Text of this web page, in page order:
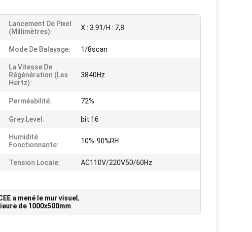
Lancement De Pixel
(millimètres):
X : 3.91/H : 7,8
Mode De Balayage: 1/8scan
La Vitesse De
Régénération (les
Hertz):
3840Hz
Perméabilité: 72%
Grey Level: bit 16
Humidité
Fonctionnante:
10%-90%RH
Tension Locale: AC110V/220V50/60Hz
a mené le mur visuel ,
de 1000x500mm